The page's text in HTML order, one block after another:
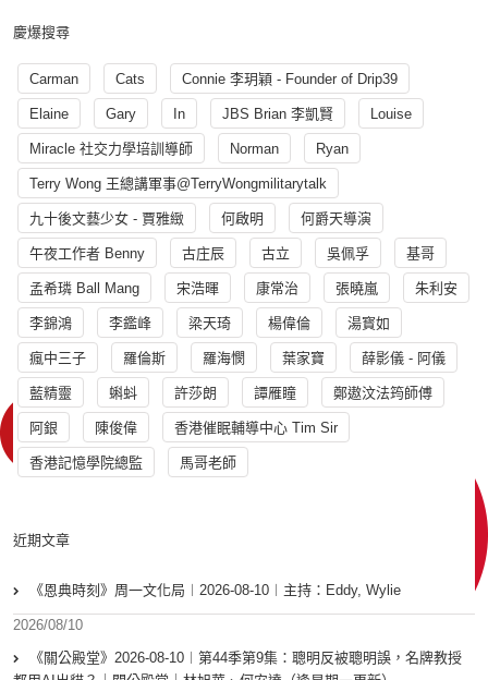
慶爆搜尋
Carman Cats Connie 李玥穎 - Founder of Drip39
Elaine Gary In JBS Brian 李凱賢 Louise
Miracle 社交力學培訓導師 Norman Ryan
Terry Wong 王總講軍事@TerryWongmilitarytalk
九十後文藝少女 - 賈雅緻 何啟明 何爵天導演
午夜工作者 Benny 古庄辰 古立 吳佩孚 基哥
孟希璘 Ball Mang 宋浩暉 康常治 張曉嵐 朱利安
李錦鴻 李鑑峰 梁天琦 楊偉倫 湯寳如
瘋中三子 羅倫斯 羅海憫 葉家寶 薛影儀 - 阿儀
藍精靈 蝌蚪 許莎朗 譚雁瞳 鄭遨汶法筠師傅
阿銀 陳俊偉 香港催眠輔導中心 Tim Sir
香港記憶學院總監 馬哥老師
近期文章
《恩典時刻》周一文化局︱2026-08-10︱主持：Eddy, Wylie
2026/08/10
《關公殿堂》2026-08-10︱第44季第9集：聰明反被聰明誤，名牌教授